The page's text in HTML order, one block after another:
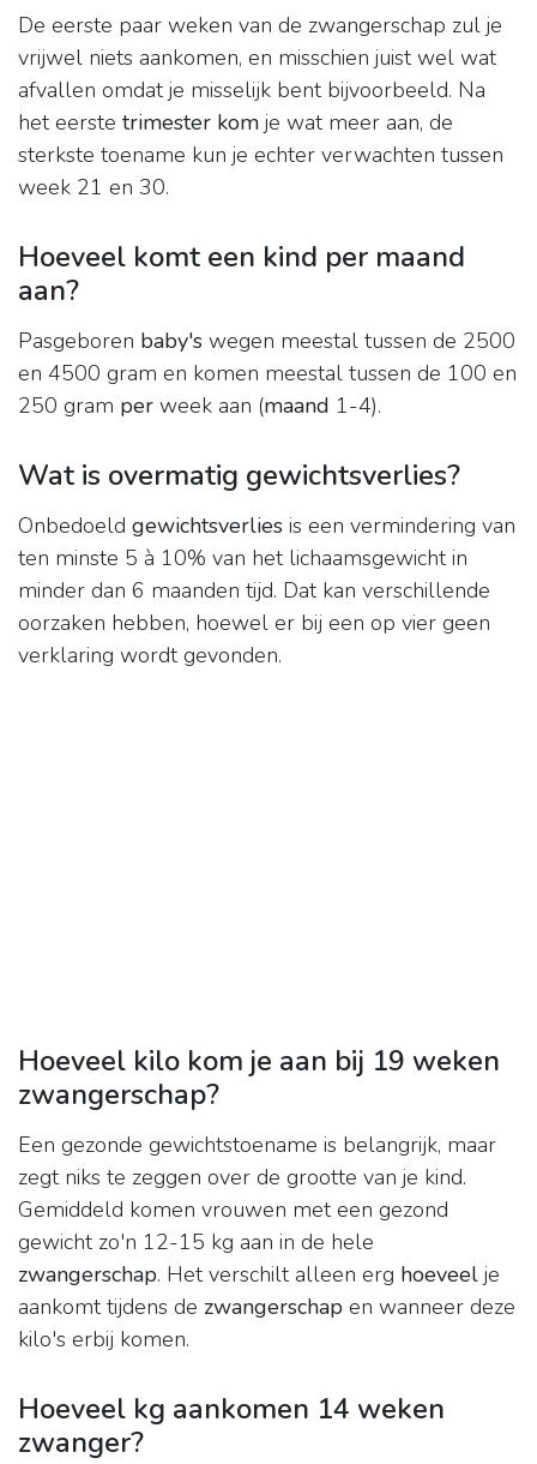
De eerste paar weken van de zwangerschap zul je
vrijwel niets aankomen, en misschien juist wel wat
afvallen omdat je misselijk bent bijvoorbeeld. Na
het eerste trimester kom je wat meer aan, de
sterkste toename kun je echter verwachten tussen
week 21 en 30.
Hoeveel komt een kind per maand
aan?
Pasgeboren baby's wegen meestal tussen de 2500
en 4500 gram en komen meestal tussen de 100 en
250 gram per week aan (maand 1-4).
Wat is overmatig gewichtsverlies?
Onbedoeld gewichtsverlies is een vermindering van
ten minste 5 à 10% van het lichaamsgewicht in
minder dan 6 maanden tijd. Dat kan verschillende
oorzaken hebben, hoewel er bij een op vier geen
verklaring wordt gevonden.
Hoeveel kilo kom je aan bij 19 weken
zwangerschap?
Een gezonde gewichtstoename is belangrijk, maar
zegt niks te zeggen over de grootte van je kind.
Gemiddeld komen vrouwen met een gezond
gewicht zo'n 12-15 kg aan in de hele
zwangerschap. Het verschilt alleen erg hoeveel je
aankomt tijdens de zwangerschap en wanneer deze
kilo's erbij komen.
Hoeveel kg aankomen 14 weken
zwanger?